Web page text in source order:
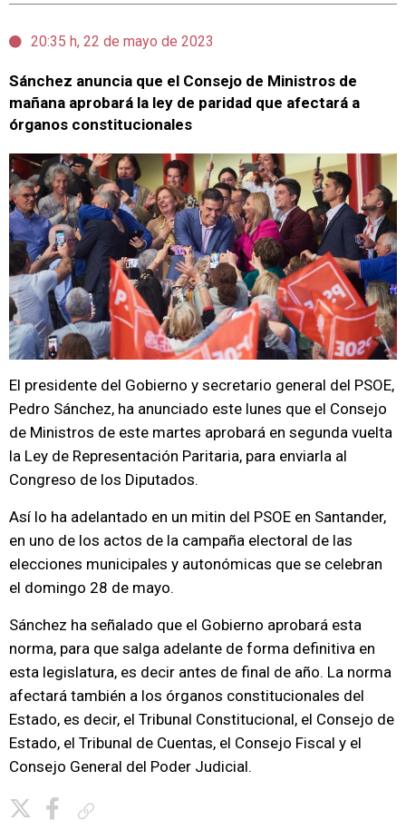
20:35 h, 22 de mayo de 2023
Sánchez anuncia que el Consejo de Ministros de
mañana aprobará la ley de paridad que afectará a
órganos constitucionales
El presidente del Gobierno y secretario general del PSOE,
Pedro Sánchez, ha anunciado este lunes que el Consejo
de Ministros de este martes aprobará en segunda vuelta
la Ley de Representación Paritaria, para enviarla al
Congreso de los Diputados.
Así lo ha adelantado en un mitin del PSOE en Santander,
en uno de los actos de la campaña electoral de las
elecciones municipales y autonómicas que se celebran
el domingo 28 de mayo.
Sánchez ha señalado que el Gobierno aprobará esta
norma, para que salga adelante de forma definitiva en
esta legislatura, es decir antes de final de año. La norma
afectará también a los órganos constitucionales del
Estado, es decir, el Tribunal Constitucional, el Consejo de
Estado, el Tribunal de Cuentas, el Consejo Fiscal y el
Consejo General del Poder Judicial.